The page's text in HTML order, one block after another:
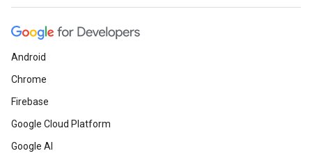
Android
Chrome
Firebase
Google Cloud Platform
Google AI